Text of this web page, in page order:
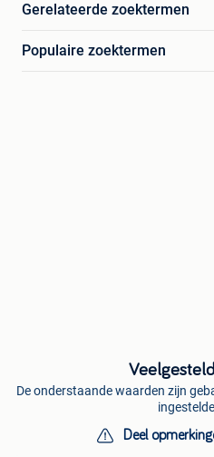
Gerelateerde zoektermen
Populaire zoektermen
De onderstaande waarden zijn
Deel